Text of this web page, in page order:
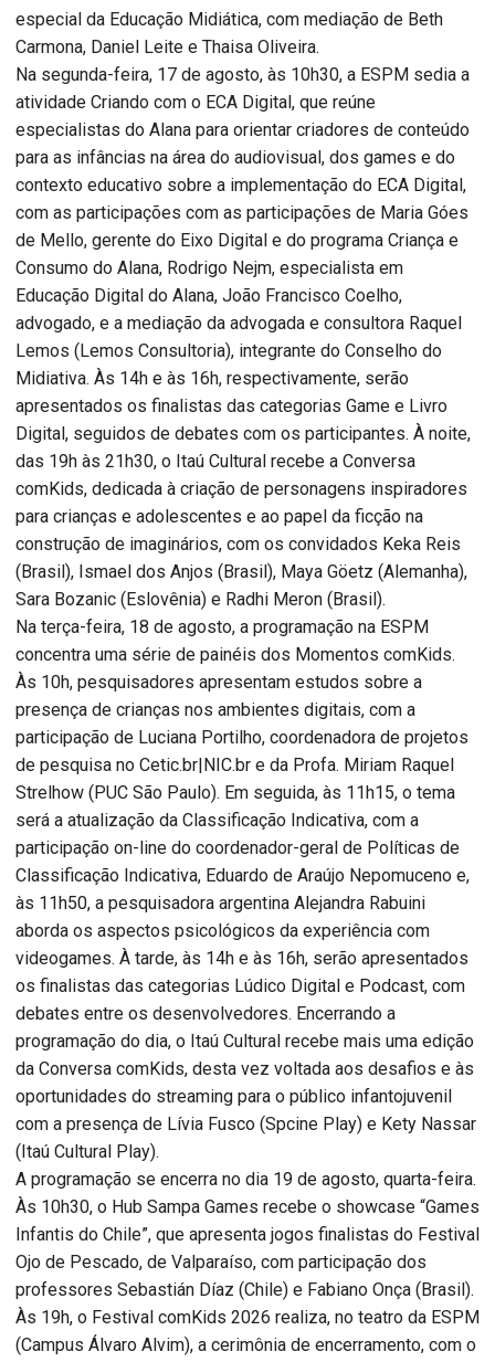
especial da Educação Midiática, com mediação de Beth
Carmona, Daniel Leite e Thaisa Oliveira.
Na segunda-feira, 17 de agosto, às 10h30, a ESPM sedia a
atividade Criando com o ECA Digital, que reúne
especialistas do Alana para orientar criadores de conteúdo
para as infâncias na área do audiovisual, dos games e do
contexto educativo sobre a implementação do ECA Digital,
com as participações com as participações de Maria Góes
de Mello, gerente do Eixo Digital e do programa Criança e
Consumo do Alana, Rodrigo Nejm, especialista em
Educação Digital do Alana, João Francisco Coelho,
advogado, e a mediação da advogada e consultora Raquel
Lemos (Lemos Consultoria), integrante do Conselho do
Midiativa. Às 14h e às 16h, respectivamente, serão
apresentados os finalistas das categorias Game e Livro
Digital, seguidos de debates com os participantes. À noite,
das 19h às 21h30, o Itaú Cultural recebe a Conversa
comKids, dedicada à criação de personagens inspiradores
para crianças e adolescentes e ao papel da ficção na
construção de imaginários, com os convidados Keka Reis
(Brasil), Ismael dos Anjos (Brasil), Maya Göetz (Alemanha),
Sara Bozanic (Eslovênia) e Radhi Meron (Brasil).
Na terça-feira, 18 de agosto, a programação na ESPM
concentra uma série de painéis dos Momentos comKids.
Às 10h, pesquisadores apresentam estudos sobre a
presença de crianças nos ambientes digitais, com a
participação de Luciana Portilho, coordenadora de projetos
de pesquisa no Cetic.br|NIC.br e da Profa. Miriam Raquel
Strelhow (PUC São Paulo). Em seguida, às 11h15, o tema
será a atualização da Classificação Indicativa, com a
participação on-line do coordenador-geral de Políticas de
Classificação Indicativa, Eduardo de Araújo Nepomuceno e,
às 11h50, a pesquisadora argentina Alejandra Rabuini
aborda os aspectos psicológicos da experiência com
videogames. À tarde, às 14h e às 16h, serão apresentados
os finalistas das categorias Lúdico Digital e Podcast, com
debates entre os desenvolvedores. Encerrando a
programação do dia, o Itaú Cultural recebe mais uma edição
da Conversa comKids, desta vez voltada aos desafios e às
oportunidades do streaming para o público infantojuvenil
com a presença de Lívia Fusco (Spcine Play) e Kety Nassar
(Itaú Cultural Play).
A programação se encerra no dia 19 de agosto, quarta-feira.
Às 10h30, o Hub Sampa Games recebe o showcase “Games
Infantis do Chile”, que apresenta jogos finalistas do Festival
Ojo de Pescado, de Valparaíso, com participação dos
professores Sebastián Díaz (Chile) e Fabiano Onça (Brasil).
Às 19h, o Festival comKids 2026 realiza, no teatro da ESPM
(Campus Álvaro Alvim), a cerimônia de encerramento, com o